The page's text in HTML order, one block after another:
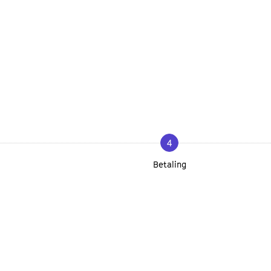
4
Betaling